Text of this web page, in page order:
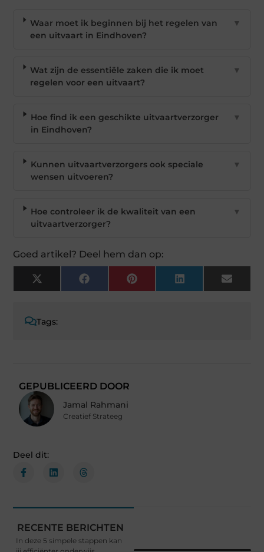
Waar moet ik beginnen bij het regelen van
een uitvaart in Eindhoven?
▼
Wat zijn de essentiële zaken die ik moet
regelen voor een uitvaart?
▼
Hoe find ik een geschikte uitvaartverzorger
in Eindhoven?
▼
Kunnen uitvaartverzorgers ook speciale
wensen uitvoeren?
▼
Hoe controleer ik de kwaliteit van een
uitvaartverzorger?
▼
Goed artikel? Deel hem dan op:
X
(Twitter)
Facebook Pinterest LinkedIn Email
Tags:
GEPUBLICEERD DOOR
Jamal Rahmani
Creatief Strateeg
Deel dit:
RECENTE BERICHTEN
In deze 5 simpele stappen kan